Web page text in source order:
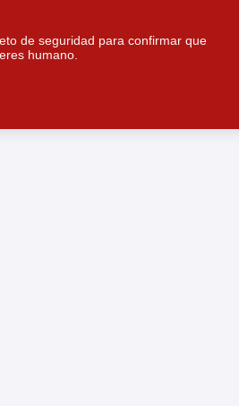
de seguridad para confirmar que
eres humano.